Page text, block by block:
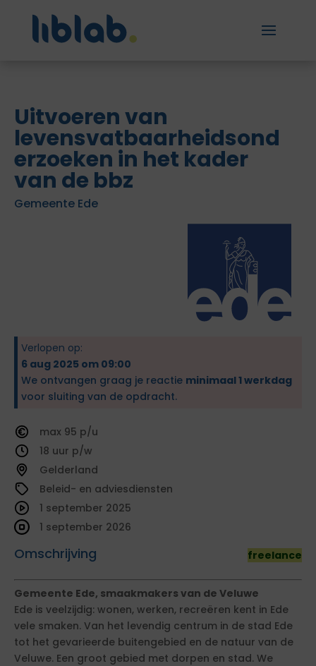
Uitvoeren van
levensvatbaarheidsond
erzoeken in het kader
van de bbz
Gemeente Ede
Verlopen op:
6 aug 2025 om 09:00
We ontvangen graag je reactie minimaal 1 werkdag
voor sluiting van de opdracht.
95
18
Gelderland
Beleid- en adviesdiensten
Omschrijving freelance
1 september 2025
1 september 2026
Gemeente Ede, smaakmakers van de Veluwe
Ede is veelzijdig: wonen, werken, recreëren kent in Ede
vele smaken. Van het levendig centrum in de stad Ede
tot het gevarieerde buitengebied en de natuur van de
Veluwe. Een groot gebied met dorpen en stad. We